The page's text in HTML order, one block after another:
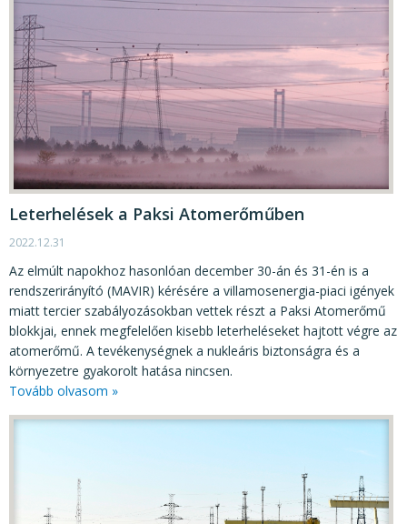
Leterhelések a Paksi Atomerőműben
2022.12.31
Az elmúlt napokhoz hasonlóan december 30-án és 31-én is a
rendszerirányító (MAVIR) kérésére a villamosenergia-piaci igények
miatt tercier szabályozásokban vettek részt a Paksi Atomerőmű
blokkjai, ennek megfelelően kisebb leterheléseket hajtott végre az
atomerőmű. A tevékenységnek a nukleáris biztonságra és a
környezetre gyakorolt hatása nincsen.
Tovább olvasom »